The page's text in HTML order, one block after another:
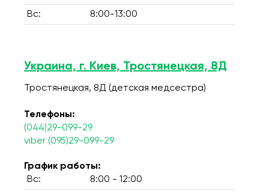
Вс: 8:00-13:00
Украина, г. Киев, Тростянецкая, 8Д
Тростянецкая, 8Д (детская медсестра)
Телефоны:
(044)29-099-29
viber (095)29-099-29
График работы:
Вс:
8:00 - 12:00